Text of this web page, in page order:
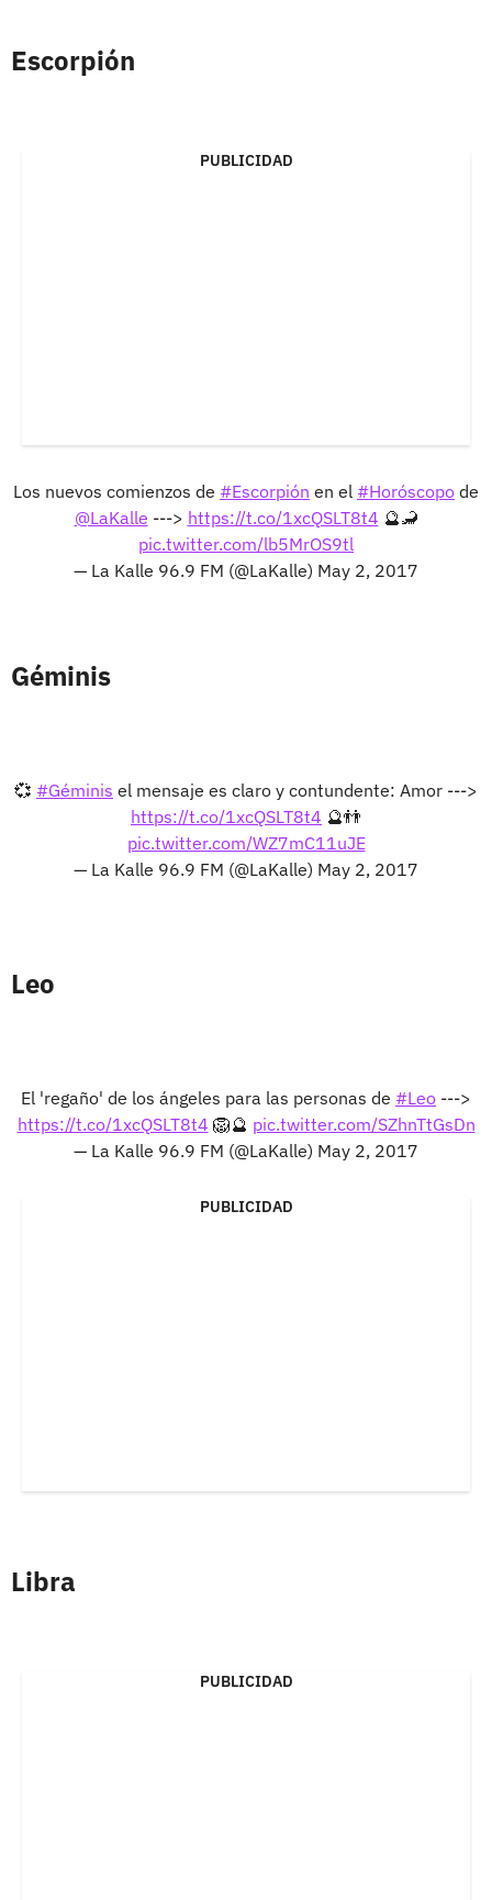
Escorpión
PUBLICIDAD
Los nuevos comienzos de #Escorpión en el #Horóscopo de
@LaKalle ---> https://t.co/1xcQSLT8t4 🔮🦂
pic.twitter.com/lb5MrOS9tl
— La Kalle 96.9 FM (@LaKalle) May 2, 2017
Géminis
💞 #Géminis el mensaje es claro y contundente: Amor --->
https://t.co/1xcQSLT8t4 🔮👬
pic.twitter.com/WZ7mC11uJE
— La Kalle 96.9 FM (@LaKalle) May 2, 2017
Leo
El 'regaño' de los ángeles para las personas de #Leo --->
https://t.co/1xcQSLT8t4 🦁🔮 pic.twitter.com/SZhnTtGsDn
— La Kalle 96.9 FM (@LaKalle) May 2, 2017
PUBLICIDAD
Libra
PUBLICIDAD